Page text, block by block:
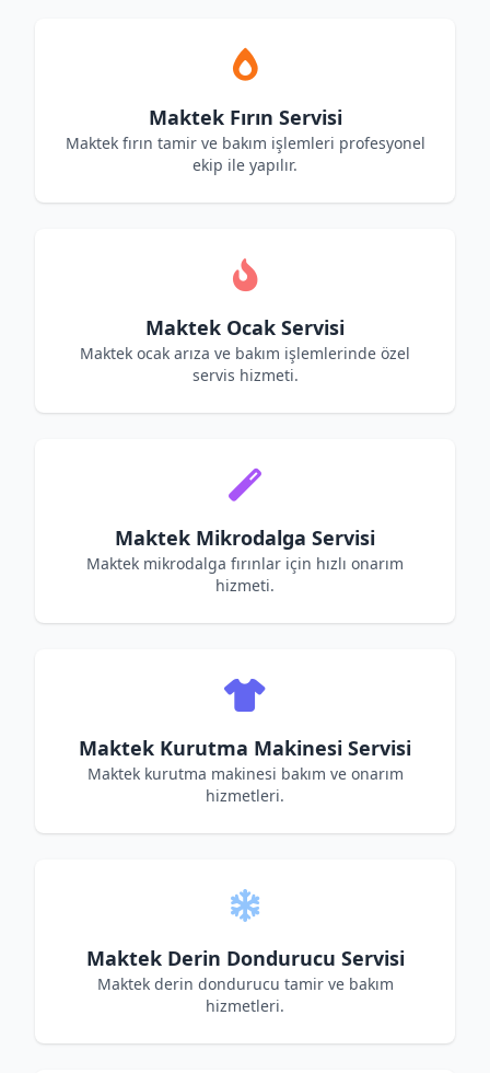
Maktek Fırın Servisi
Maktek fırın tamir ve bakım işlemleri profesyonel
ekip ile yapılır.
Maktek Ocak Servisi
Maktek ocak arıza ve bakım işlemlerinde özel
servis hizmeti.
Maktek Mikrodalga Servisi
Maktek mikrodalga fırınlar için hızlı onarım
hizmeti.
Maktek Kurutma Makinesi Servisi
Maktek kurutma makinesi bakım ve onarım
hizmetleri.
Maktek Derin Dondurucu Servisi
Maktek derin dondurucu tamir ve bakım
hizmetleri.